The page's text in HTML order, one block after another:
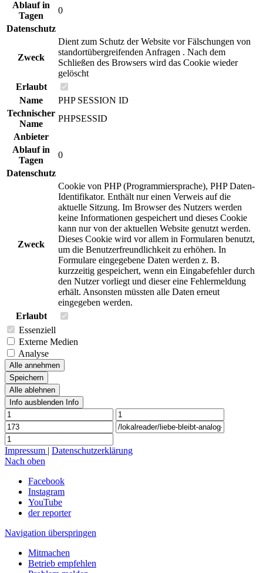
Ablauf in
Tagen
0
Datenschutz
Zweck
Dient zum Schutz der Website vor Fälschungen von
standortübergreifenden Anfragen . Nach dem
Schließen des Browsers wird das Cookie wieder
gelöscht
Erlaubt
Name
PHP SESSION ID
Technischer
Name
PHPSESSID
Anbieter
Ablauf in
Tagen
0
Datenschutz
Zweck
Cookie von PHP (Programmiersprache), PHP Daten-
Identifikator. Enthält nur einen Verweis auf die
aktuelle Sitzung. Im Browser des Nutzers werden
keine Informationen gespeichert und dieses Cookie
kann nur von der aktuellen Website genutzt werden.
Dieses Cookie wird vor allem in Formularen benutzt,
um die Benutzerfreundlichkeit zu erhöhen. In
Formulare eingegebene Daten werden z. B.
kurzzeitig gespeichert, wenn ein Eingabefehler durch
den Nutzer vorliegt und dieser eine Fehlermeldung
erhält. Ansonsten müssten alle Daten erneut
eingegeben werden.
Erlaubt
Essenziell
Externe Medien
Analyse
Alle annehmen
Speichern
Alle ablehnen
Info ausblenden Info
Impressum | Datenschutzerklärung
Nach oben
Facebook
Instagram
YouTube
der reporter
Navigation überspringen
Mitmachen
Betrieb empfehlen